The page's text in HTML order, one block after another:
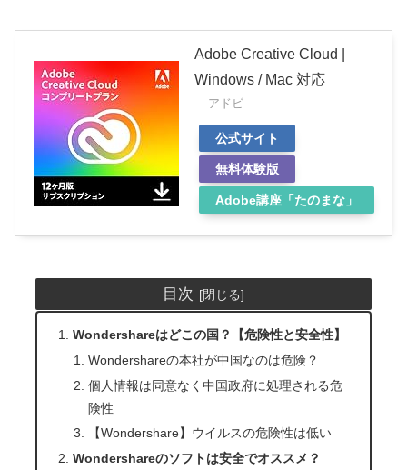
Adobe Creative Cloud |
Windows / Mac 対応
アドビ
公式サイト
無料体験版
Adobe講座「たのまな」
目次
Wondershareはどこの国？【危険性と安全性】
Wondershareの本社が中国なのは危険？
個人情報は同意なく中国政府に処理される危
険性
【Wondershare】ウイルスの危険性は低い
Wondershareのソフトは安全でオススメ？